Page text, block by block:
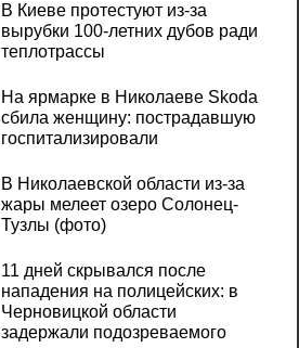
В Киеве протестуют из-за
вырубки 100-летних дубов ради
теплотрассы
На ярмарке в Николаеве Skoda
сбила женщину: пострадавшую
госпитализировали
В Николаевской области из-за
жары мелеет озеро Солонец-
Тузлы (фото)
11 дней скрывался после
нападения на полицейских: в
Черновицкой области
задержали подозреваемого